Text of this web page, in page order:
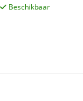
Beschikbaar